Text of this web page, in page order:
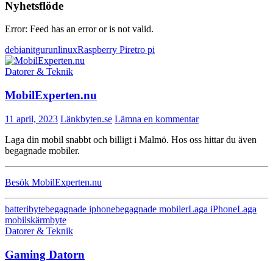
Nyhetsflöde
Error: Feed has an error or is not valid.
debianitgurunlinuxRaspberry Piretro pi
Datorer & Teknik
MobilExperten.nu
11 april, 2023 Länkbyten.se Lämna en kommentar
Laga din mobil snabbt och billigt i Malmö. Hos oss hittar du även
begagnade mobiler.
Besök MobilExperten.nu
batteribytebegagnade iphonebegagnade mobilerLaga iPhoneLaga
mobilskärmbyte
Datorer & Teknik
Gaming Datorn